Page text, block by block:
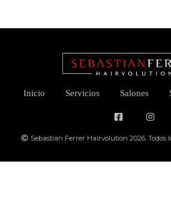
Inicio Servicios Salones
Sebastian Ferrer Hairvolution 2026. Todos